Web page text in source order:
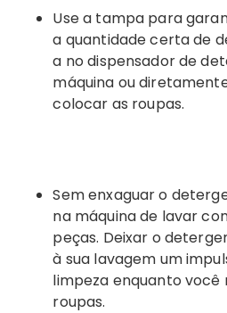
Use a tampa para
a quantidade certa de
a no dispensador de
máquina ou
colocar as roupas.
Sem enxaguar o
na máquina de lavar
peças. Deixar o
à sua lavagem um
limpeza enquanto você
roupas.